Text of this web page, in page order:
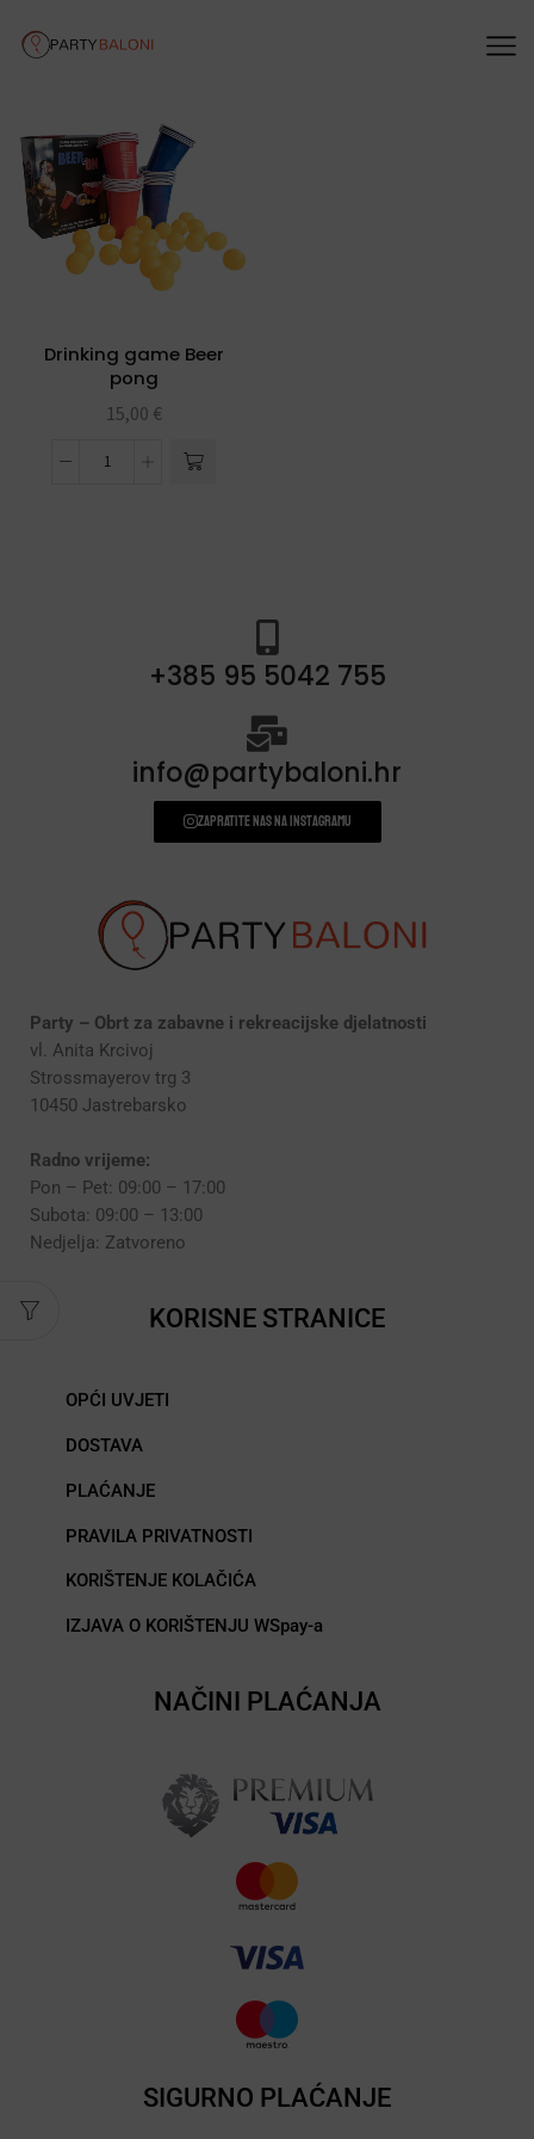
Drinking game Beer
pong
15,00 €
+385 95 5042 755
info@partybaloni.hr
Zapratite nas na instagramu
Party – Obrt za zabavne i rekreacijske djelatnosti
vl. Anita Krcivoj
Strossmayerov trg 3
10450 Jastrebarsko
Radno vrijeme:
Pon – Pet: 09:00 – 17:00
Subota: 09:00 – 13:00
Nedjelja: Zatvoreno
KORISNE STRANICE
OPĆI UVJETI
DOSTAVA
PLAĆANJE
PRAVILA PRIVATNOSTI
KORIŠTENJE KOLAČIĆA
IZJAVA O KORIŠTENJU WSpay-a
NAČINI PLAĆANJA
SIGURNO PLAĆANJE